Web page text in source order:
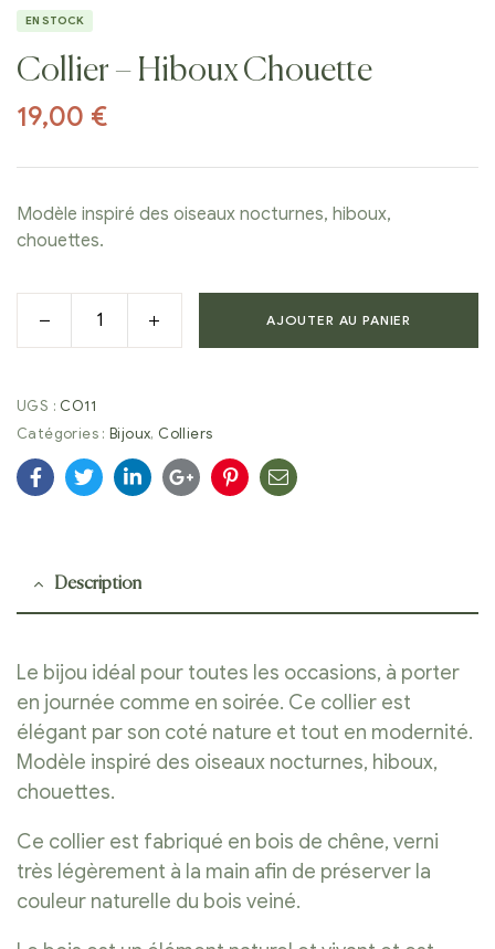
EN STOCK
Collier – Hiboux Chouette
19,00 €
Modèle inspiré des oiseaux nocturnes, hiboux,
chouettes.
AJOUTER AU PANIER
UGS : CO11
Catégories :Bijoux, Colliers
Facebook
TwitterLinkedinGoogle+Pinterest
E-
Description
Le bijou idéal pour toutes les occasions, à porter
en journée comme en soirée. Ce collier est
élégant par son coté nature et tout en modernité.
Modèle inspiré des oiseaux nocturnes, hiboux,
chouettes.
Ce collier est fabriqué en bois de chêne, verni
très légèrement à la main afin de préserver la
couleur naturelle du bois veiné.